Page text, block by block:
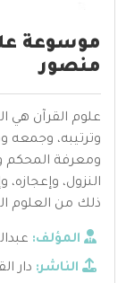
موسوعة
منصور
علوم القرآن هي
وترتيبه، وجمعه
ومعرفة المحكم
النزول،
ذلك من العلوم
المؤلف:
الناشر: دار